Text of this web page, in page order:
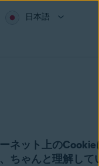
日本語
ネット上のCookie
ちゃんと理解して